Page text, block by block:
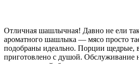
Отличная шашлычная! Давно не ели
ароматного шашлыка — мясо просто
подобраны идеально. Порции щедрые,
приготовлено с душой. Обслуживание